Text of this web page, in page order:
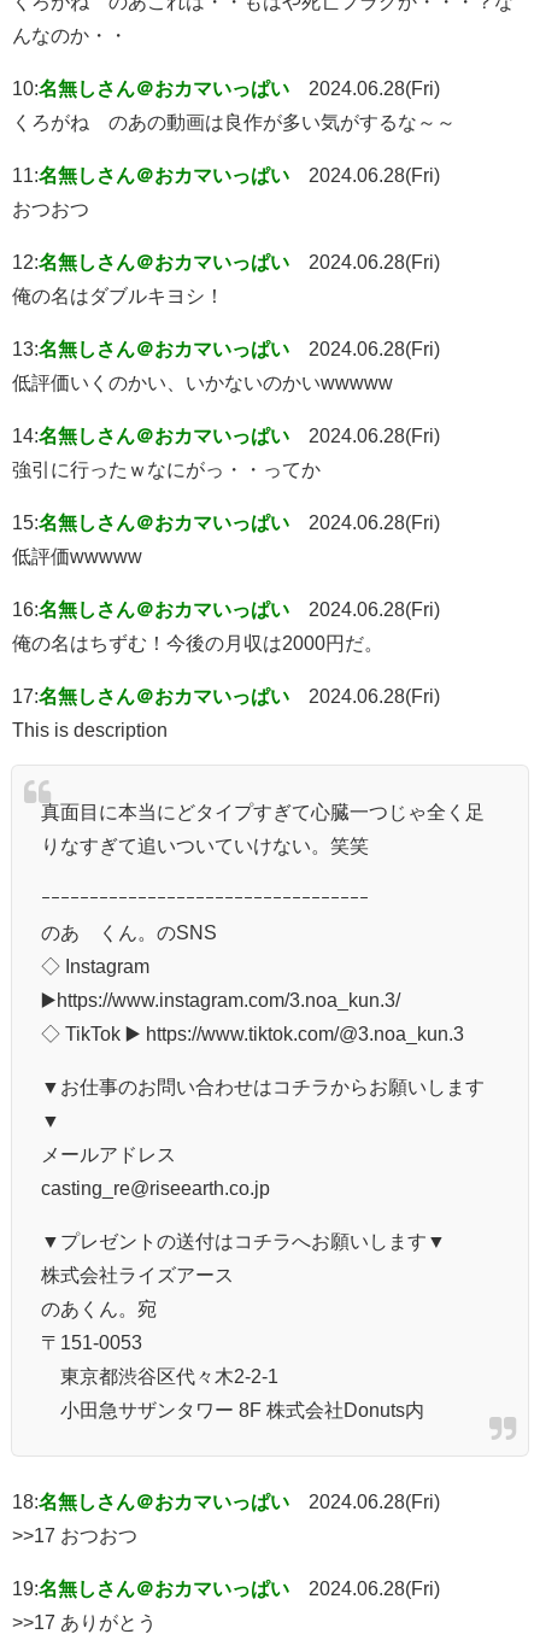
んなのか・・
10:名無しさん＠おカマいっぱい
2024.06.28(Fri)
くろがね のあの動画は良作が多い気がするな～～
11:名無しさん＠おカマいっぱい
2024.06.28(Fri)
おつおつ
12:名無しさん＠おカマいっぱい
2024.06.28(Fri)
俺の名はダブルキヨシ！
13:名無しさん＠おカマいっぱい
2024.06.28(Fri)
低評価いくのかい、いかないのかいwwwww
14:名無しさん＠おカマいっぱい
2024.06.28(Fri)
強引に行ったｗなにがっ・・ってか
15:名無しさん＠おカマいっぱい
2024.06.28(Fri)
低評価wwwww
16:名無しさん＠おカマいっぱい
2024.06.28(Fri)
俺の名はちずむ！今後の月収は2000円だ。
17:名無しさん＠おカマいっぱい
2024.06.28(Fri)
This is description
真面目に本当にどタイプすぎて心臓一つじゃ全く足
りなすぎて追いついていけない。笑笑
ｰｰｰｰｰｰｰｰｰｰｰｰｰｰｰｰｰｰｰｰｰｰｰｰｰｰｰｰｰｰｰｰｰｰ
のあ くん。のSNS
◇ Instagram
▶️https://www.instagram.com/3.noa_kun.3/
◇ TikTok ▶️ https://www.tiktok.com/@3.noa_kun.3
▼お仕事のお問い合わせはコチラからお願いします
▼
メールアドレス
casting_re@riseearth.co.jp
▼プレゼントの送付はコチラへお願いします▼
株式会社ライズアース
のあくん。宛
〒151-0053
東京都渋谷区代々木2-2-1
小田急サザンタワー 8F 株式会社Donuts内
18:名無しさん＠おカマいっぱい
2024.06.28(Fri)
>>17 おつおつ
19:名無しさん＠おカマいっぱい
2024.06.28(Fri)
>>17 ありがとう